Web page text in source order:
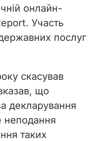
онлайн-
Участь
послуг
скасував
що
декларування
неподання
таких